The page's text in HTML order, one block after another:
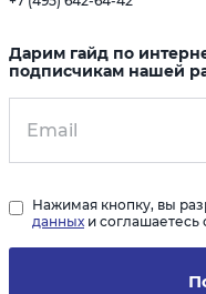
Дарим гайд по
подписчикам нашей
Нажимая кнопку, вы
данных и соглашаетесь